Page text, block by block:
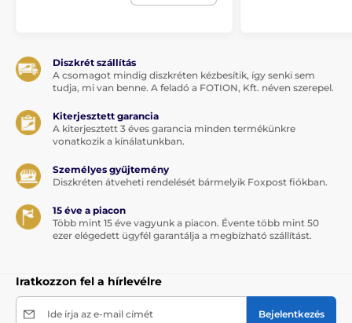
Diszkrét szállítás
A csomagot mindig diszkréten kézbesítik, így senki sem
tudja, mi van benne. A feladó a FOTION, Kft. néven szerepel.
Kiterjesztett garancia
A kiterjesztett 3 éves garancia minden termékünkre
vonatkozik a kínálatunkban.
Személyes gyűjtemény
Diszkréten átveheti rendelését bármelyik Foxpost fiókban.
15 éve a piacon
Több mint 15 éve vagyunk a piacon. Évente több mint 50
ezer elégedett ügyfél garantálja a megbízható szállítást.
Iratkozzon fel a hírlevélre
Ide írja az e-mail címét Bejelentkezés